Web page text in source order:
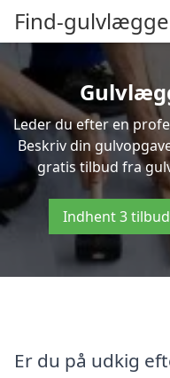
Find-
Leder du efter en
Beskriv din
gratis tilbud fra
Indhent 3
Er du på udkig